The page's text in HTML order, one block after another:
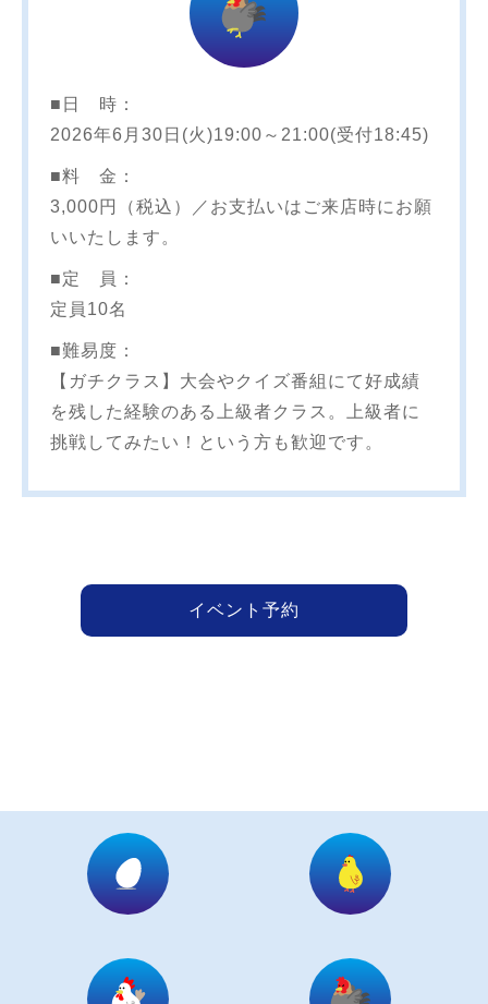
■日 時：
2026年6月30日(火)19:00～21:00(受付18:45)
■料 金：
3,000円（税込）／お支払いはご来店時にお願
いいたします。
■定 員：
定員10名
■難易度：
【ガチクラス】大会やクイズ番組にて好成績
を残した経験のある上級者クラス。上級者に
挑戦してみたい！という方も歓迎です。
イベント予約